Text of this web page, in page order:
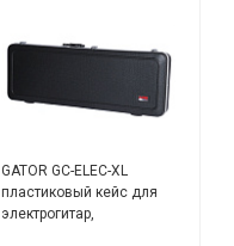
GATOR GC-ELEC-XL
пластиковый кейс для
электрогитар,